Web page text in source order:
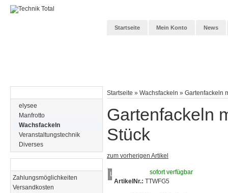
Startseite Mein Konto News
Startseite » Wachsfackeln » Gartenfackeln
Gartenfackeln
Stück
zum vorherigen Artikel
Loading...
sofort verfügbar
ArtikelNr.: TTWFG5
elysee
Manfrotto
Wachsfackeln
Veranstaltungstechnik
Diverses
Zahlungsmöglichkeiten
Versandkosten